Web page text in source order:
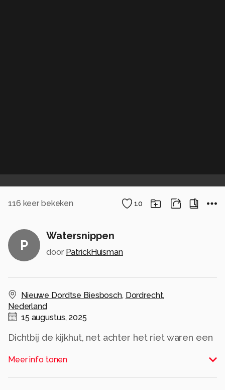
116 keer bekeken 10
P
Watersnippen
door PatrickHuisman
Nieuwe Dordtse Biesbosch, Dordrecht,
Nederland
15 augustus, 2025
Dichtbij de kijkhut, net achter het riet waren een
leek mij in de gaten te hebben.
Meer info tonen